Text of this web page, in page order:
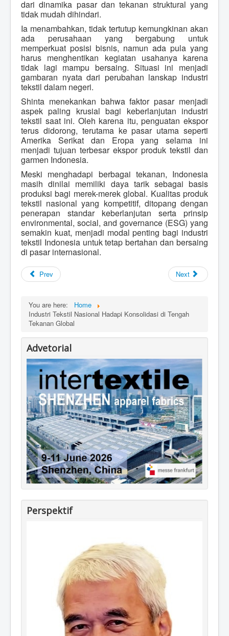
dari dinamika pasar dan tekanan struktural yang
tidak mudah dihindari.
Ia menambahkan, tidak tertutup kemungkinan akan
ada perusahaan yang bergabung untuk
memperkuat posisi bisnis, namun ada pula yang
harus menghentikan kegiatan usahanya karena
tidak lagi mampu bersaing. Situasi ini menjadi
gambaran nyata dari perubahan lanskap industri
tekstil dalam negeri.
Shinta menekankan bahwa faktor pasar menjadi
aspek paling krusial bagi keberlanjutan industri
tekstil saat ini. Oleh karena itu, penguatan ekspor
terus didorong, terutama ke pasar utama seperti
Amerika Serikat dan Eropa yang selama ini
menjadi tujuan terbesar ekspor produk tekstil dan
garmen Indonesia.
Meski menghadapi berbagai tekanan, Indonesia
masih dinilai memiliki daya tarik sebagai basis
produksi bagi merek-merek global. Kualitas produk
tekstil nasional yang kompetitif, ditopang dengan
penerapan standar keberlanjutan serta prinsip
environmental, social, and governance (ESG) yang
semakin kuat, menjadi modal penting bagi industri
tekstil Indonesia untuk tetap bertahan dan bersaing
di pasar internasional.
Prev Next
You are here:
Home
Industri Tekstil Nasional Hadapi Konsolidasi di Tengah
Tekanan Global
Advetorial
Perspektif